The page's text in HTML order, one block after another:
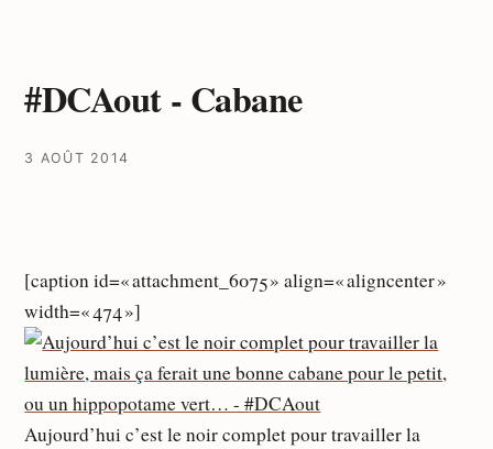
#DCAout - Cabane
3 AOÛT 2014
[caption id=« attachment_6075 » align=« aligncenter »
width=« 474 »]
Aujourd’hui c’est le noir complet pour travailler la